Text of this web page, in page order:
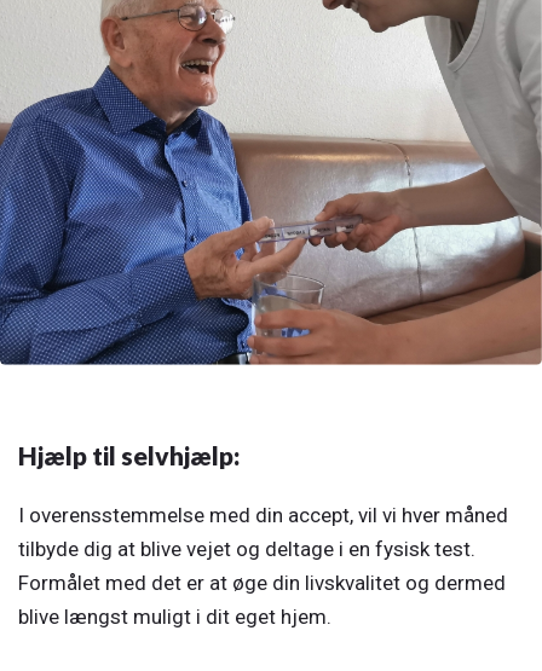
Hjælp til selvhjælp:
I overensstemmelse med din accept, vil vi hver måned
tilbyde dig at blive vejet og deltage i en fysisk test.
Formålet med det er at øge din livskvalitet og dermed
blive længst muligt i dit eget hjem.